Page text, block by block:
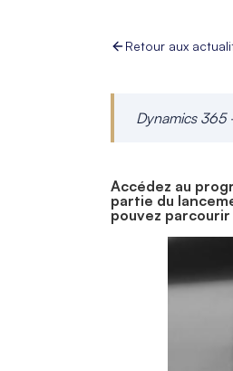
Retour aux
Dynamics 365
Accédez au
partie du
pouvez
_